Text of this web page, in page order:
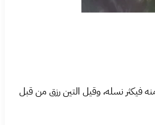
فيكثر نسله، وقيل التين رزق من قبل